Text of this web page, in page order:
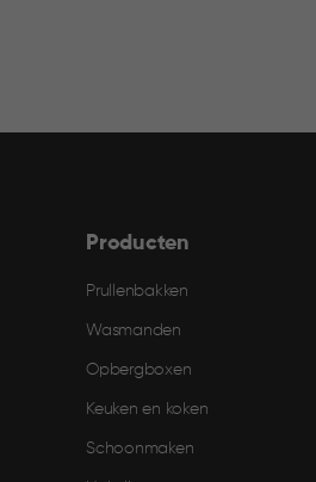
Producten
Prullenbakken
Wasmanden
Opbergboxen
Keuken en koken
Schoonmaken